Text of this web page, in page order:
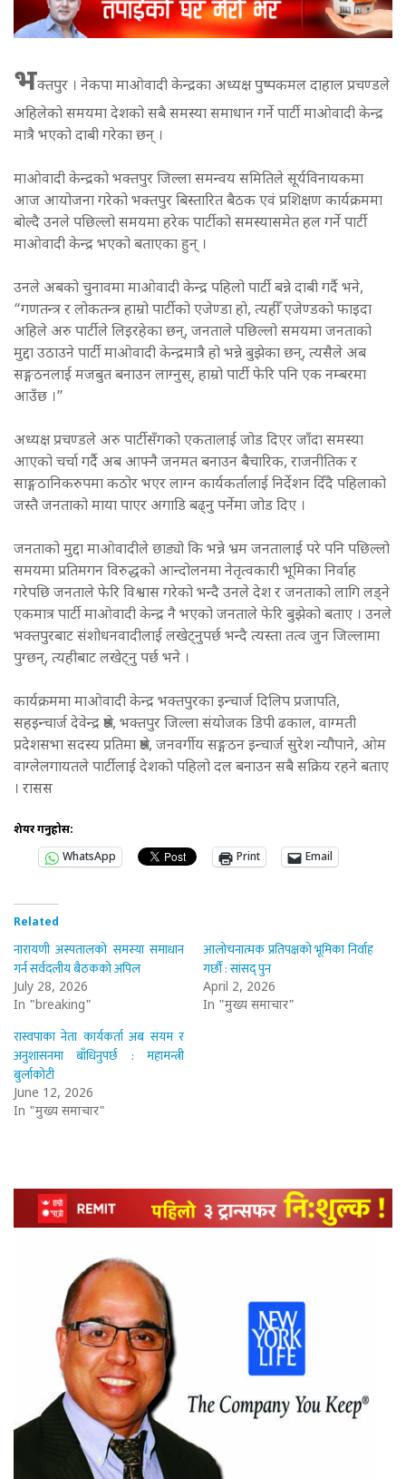
भक्तपुर । नेकपा माओवादी केन्द्रका अध्यक्ष पुष्पकमल दाहाल प्रचण्डले
अहिलेको समयमा देशको सबै समस्या समाधान गर्ने पार्टी माओवादी केन्द्र
मात्रै भएको दाबी गरेका छन् ।
माओवादी केन्द्रको भक्तपुर जिल्ला समन्वय समितिले सूर्यविनायकमा
आज आयोजना गरेको भक्तपुर बिस्तारित बैठक एवं प्रशिक्षण कार्यक्रममा
बोल्दै उनले पछिल्लो समयमा हरेक पार्टीको समस्यासमेत हल गर्ने पार्टी
माओवादी केन्द्र भएको बताएका हुन् ।
उनले अबको चुनावमा माओवादी केन्द्र पहिलो पार्टी बन्ने दाबी गर्दै भने,
“गणतन्त्र र लोकतन्त्र हाम्रो पार्टीको एजेण्डा हो, त्यहीँ एजेण्डको फाइदा
अहिले अरु पार्टीले लिइरहेका छन्, जनताले पछिल्लो समयमा जनताको
मुद्दा उठाउने पार्टी माओवादी केन्द्रमात्रै हो भन्ने बुझेका छन्, त्यसैले अब
सङ्गठनलाई मजबुत बनाउन लाग्नुस्, हाम्रो पार्टी फेरि पनि एक नम्बरमा
आउँछ ।”
अध्यक्ष प्रचण्डले अरु पार्टीसँगको एकतालाई जोड दिएर जाँदा समस्या
आएको चर्चा गर्दै अब आफ्नै जनमत बनाउन बैचारिक, राजनीतिक र
साङ्गठानिकरुपमा कठोर भएर लाग्न कार्यकर्तालाई निर्देशन दिँदै पहिलाको
जस्तै जनताको माया पाएर अगाडि बढ्नु पर्नेमा जोड दिए ।
जनताको मुद्दा माओवादीले छाड्यो कि भन्ने भ्रम जनतालाई परे पनि पछिल्लो
समयमा प्रतिमगन विरुद्धको आन्दोलनमा नेतृत्वकारी भूमिका निर्वाह
गरेपछि जनताले फेरि विश्वास गरेको भन्दै उनले देश र जनताको लागि लड्ने
एकमात्र पार्टी माओवादी केन्द्र नै भएको जनताले फेरि बुझेको बताए । उनले
भक्तपुरबाट संशोधनवादीलाई लखेट्नुपर्छ भन्दै त्यस्ता तत्व जुन जिल्लामा
पुग्छन्, त्यहीबाट लखेट्नु पर्छ भने ।
कार्यक्रममा माओवादी केन्द्र भक्तपुरका इन्चार्ज दिलिप प्रजापति,
सहइन्चार्ज देवेन्द्र श्रेष्ठ, भक्तपुर जिल्ला संयोजक डिपी ढकाल, वाग्मती
प्रदेशसभा सदस्य प्रतिमा श्रेष्ठ, जनवर्गीय सङ्गठन इन्चार्ज सुरेश न्यौपाने, ओम
वाग्लेलगायतले पार्टीलाई देशको पहिलो दल बनाउन सबै सक्रिय रहने बताए
। रासस
शेयर गर्नुहोस:
WhatsApp
Print Email
Related
नारायणी अस्पतालको समस्या समाधान
गर्न सर्वदलीय बैठकको अपिल
July 28, 2026
In "breaking"
आलोचनात्मक प्रतिपक्षको भूमिका निर्वाह
गर्छौं : सांसद् पुन
April 2, 2026
In "मुख्य समाचार"
रास्वपाका नेता कार्यकर्ता अब संयम र
अनुशासनमा बाँधिनुपर्छ : महामन्त्री
बुर्लाकोटी
June 12, 2026
In "मुख्य समाचार"